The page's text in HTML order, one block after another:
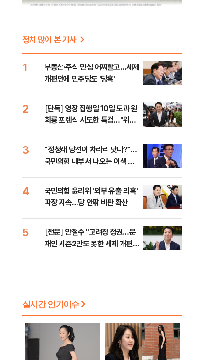
정치 많이 본 기사
1
부동산·주식 민심 어찌할고…세제
개편안에 민주당도 '당혹'
2
[단독] 영장 집행일 10일 도과 원
희룡 포렌식 시도한 특검…"위법
3
​"정청래 당선이 차라리 낫다?"…
국민의힘 내부서 나오는 이색 셈
4
국민의힘 윤리위 '외부 유출 의혹'
파장 지속…당 안팎 비판 확산
5
[전문] 안철수 "고려장 정권…문
재인 시즌2만도 못한 세제 개편